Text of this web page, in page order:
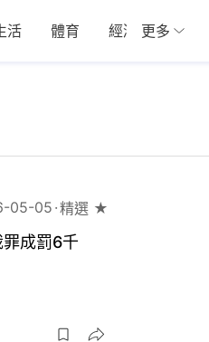
活 體育 經濟 01深圳
更多
05-05 精選 ★
成罰6千